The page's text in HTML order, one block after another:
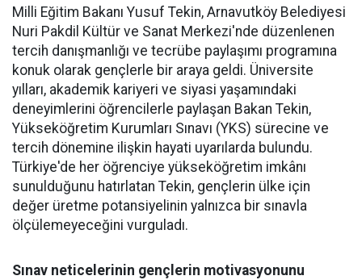
Milli Eğitim Bakanı Yusuf Tekin, Arnavutköy Belediyesi
Nuri Pakdil Kültür ve Sanat Merkezi'nde düzenlenen
tercih danışmanlığı ve tecrübe paylaşımı programına
konuk olarak gençlerle bir araya geldi. Üniversite
yılları, akademik kariyeri ve siyasi yaşamındaki
deneyimlerini öğrencilerle paylaşan Bakan Tekin,
Yükseköğretim Kurumları Sınavı (YKS) sürecine ve
tercih dönemine ilişkin hayati uyarılarda bulundu.
Türkiye'de her öğrenciye yükseköğretim imkânı
sunulduğunu hatırlatan Tekin, gençlerin ülke için
değer üretme potansiyelinin yalnızca bir sınavla
ölçülemeyeceğini vurguladı.
Sınav neticelerinin gençlerin motivasyonunu